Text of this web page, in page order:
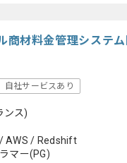
商材料金管理システ
自社サービスあり
ンス)
AWS / Redshift
マー(PG)